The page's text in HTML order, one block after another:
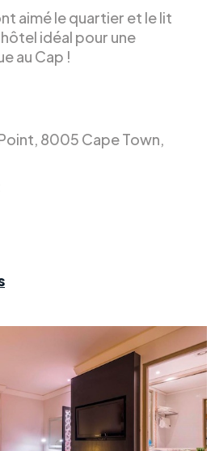
aimé le quartier et le lit
idéal pour une
au Cap !
8005 Cape Town,